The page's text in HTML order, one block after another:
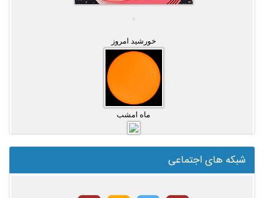
خورشید امروز
ماه امشب
شبکه های اجتماعی